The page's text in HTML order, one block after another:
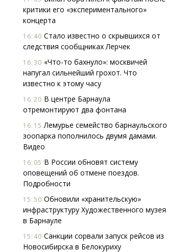
критики его «экспериментального»
концерта
16:40 Стало известно о скрывшихся от
следствия сообщниках Лерчек
16:30 «Что-то бахнуло»: москвичей
напугал сильнейший грохот. Что
известно к этому часу
16:20 В центре Барнаула
отремонтируют два фонтана
16:15 Лемурье семейство барнаульского
зоопарка пополнилось двумя дамами.
Видео
16:05 В России обновят систему
оповещений об отмене поездов.
Подробности
15:50 Обновили «хранительскую»
инфраструктуру Художественного музея
в Барнауле
15:40 Санкции сорвали запуск рейсов из
Новосибирска в Белокуриху